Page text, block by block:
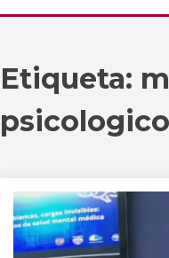
Etiqueta:
psicologico